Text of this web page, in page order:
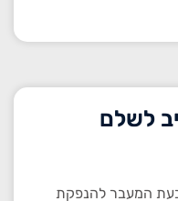
לשלם
המעבר להנפקת